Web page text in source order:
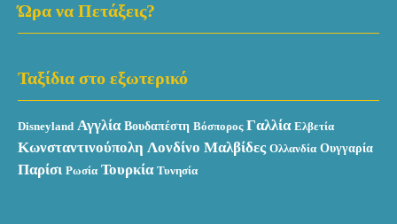
Ώρα να Πετάξεις?
Ταξίδια στο εξωτερικό
Disneyland Αγγλία Βουδαπέστη Βόσπορος Γαλλία Ελβετία
Κωνσταντινούπολη Λονδίνο Μαλβίδες Ολλανδία Ουγγαρία
Παρίσι Ρωσία Τουρκία Τυνησία